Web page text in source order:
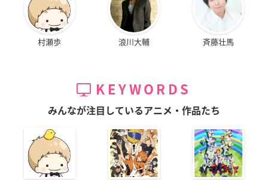
村瀬歩 浪川大輔 斉藤壮馬
KEYWORDS
みんなが注目しているアニメ・作品たち